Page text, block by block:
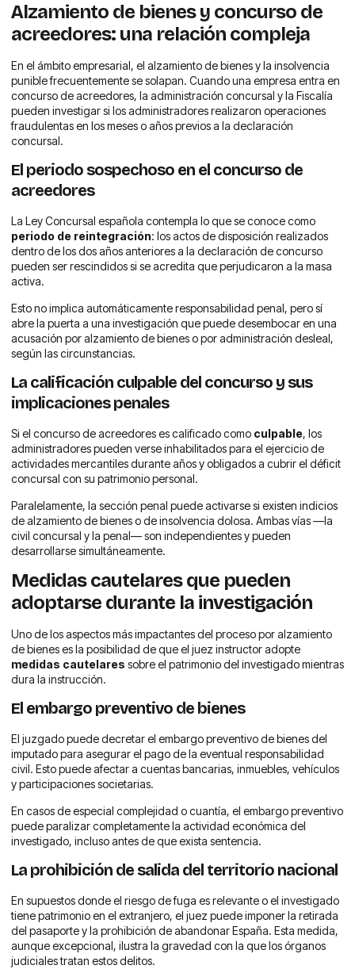
Alzamiento de bienes y concurso de
acreedores: una relación compleja
En el ámbito empresarial, el alzamiento de bienes y la insolvencia
punible frecuentemente se solapan. Cuando una empresa entra en
concurso de acreedores, la administración concursal y la Fiscalía
pueden investigar si los administradores realizaron operaciones
fraudulentas en los meses o años previos a la declaración
concursal.
El periodo sospechoso en el concurso de
acreedores
La Ley Concursal española contempla lo que se conoce como
periodo de reintegración: los actos de disposición realizados
dentro de los dos años anteriores a la declaración de concurso
pueden ser rescindidos si se acredita que perjudicaron a la masa
activa.
Esto no implica automáticamente responsabilidad penal, pero sí
abre la puerta a una investigación que puede desembocar en una
acusación por alzamiento de bienes o por administración desleal,
según las circunstancias.
La calificación culpable del concurso y sus
implicaciones penales
Si el concurso de acreedores es calificado como culpable, los
administradores pueden verse inhabilitados para el ejercicio de
actividades mercantiles durante años y obligados a cubrir el déficit
concursal con su patrimonio personal.
Paralelamente, la sección penal puede activarse si existen indicios
de alzamiento de bienes o de insolvencia dolosa. Ambas vías —la
civil concursal y la penal— son independientes y pueden
desarrollarse simultáneamente.
Medidas cautelares que pueden
adoptarse durante la investigación
Uno de los aspectos más impactantes del proceso por alzamiento
de bienes es la posibilidad de que el juez instructor adopte
medidas cautelares sobre el patrimonio del investigado mientras
dura la instrucción.
El embargo preventivo de bienes
El juzgado puede decretar el embargo preventivo de bienes del
imputado para asegurar el pago de la eventual responsabilidad
civil. Esto puede afectar a cuentas bancarias, inmuebles, vehículos
y participaciones societarias.
En casos de especial complejidad o cuantía, el embargo preventivo
puede paralizar completamente la actividad económica del
investigado, incluso antes de que exista sentencia.
La prohibición de salida del territorio nacional
En supuestos donde el riesgo de fuga es relevante o el investigado
tiene patrimonio en el extranjero, el juez puede imponer la retirada
del pasaporte y la prohibición de abandonar España. Esta medida,
aunque excepcional, ilustra la gravedad con la que los órganos
judiciales tratan estos delitos.